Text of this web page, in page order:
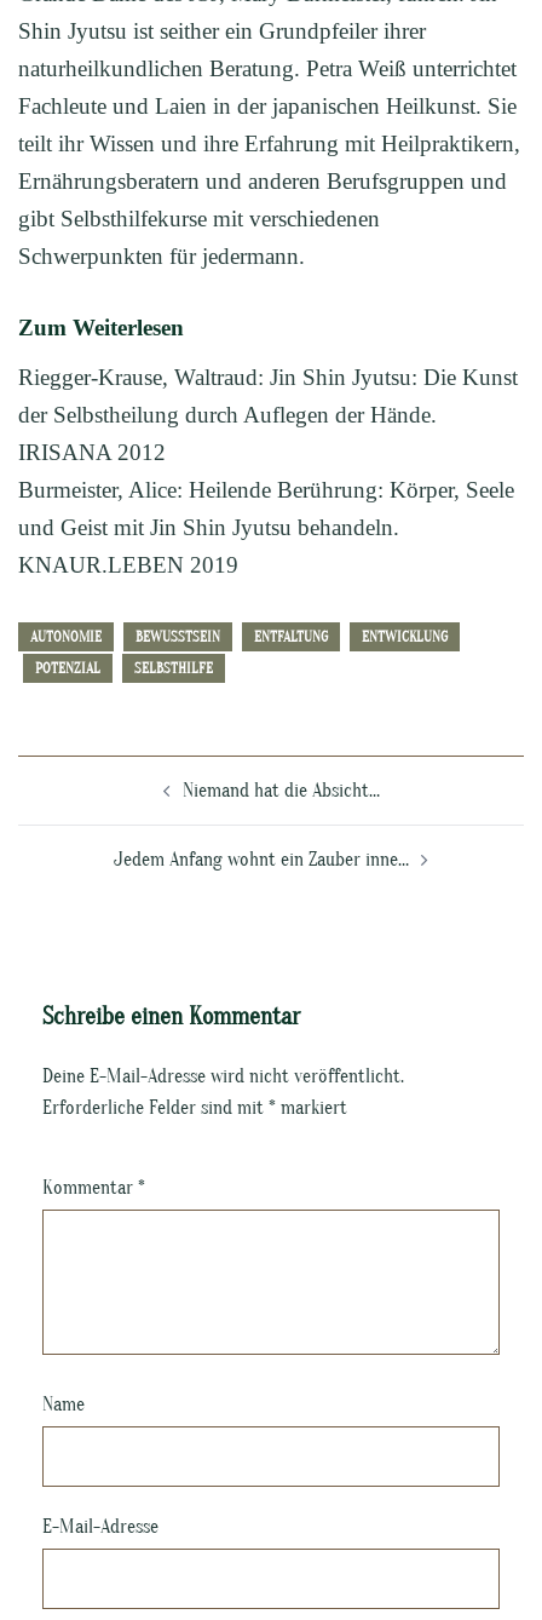
Shin Jyutsu ist seither ein Grundpfeiler ihrer
naturheilkundlichen Beratung. Petra Weiß unterrichtet
Fachleute und Laien in der japanischen Heilkunst. Sie
teilt ihr Wissen und ihre Erfahrung mit Heilpraktikern,
Ernährungsberatern und anderen Berufsgruppen und
gibt Selbsthilfekurse mit verschiedenen
Schwerpunkten für jedermann.
Zum Weiterlesen
Riegger-Krause, Waltraud: Jin Shin Jyutsu: Die Kunst
der Selbstheilung durch Auflegen der Hände.
IRISANA 2012
Burmeister, Alice: Heilende Berührung: Körper, Seele
und Geist mit Jin Shin Jyutsu behandeln.
KNAUR.LEBEN 2019
AUTONOMIE BEWUSSTSEIN ENTFALTUNG
ENTWICKLUNG
POTENZIAL
SELBSTHILFE
Niemand hat die Absicht…
Jedem Anfang wohnt ein Zauber inne…
Schreibe einen Kommentar
Deine E-Mail-Adresse wird nicht veröffentlicht.
Erforderliche Felder sind mit * markiert
Kommentar *
Name
E-Mail-Adresse